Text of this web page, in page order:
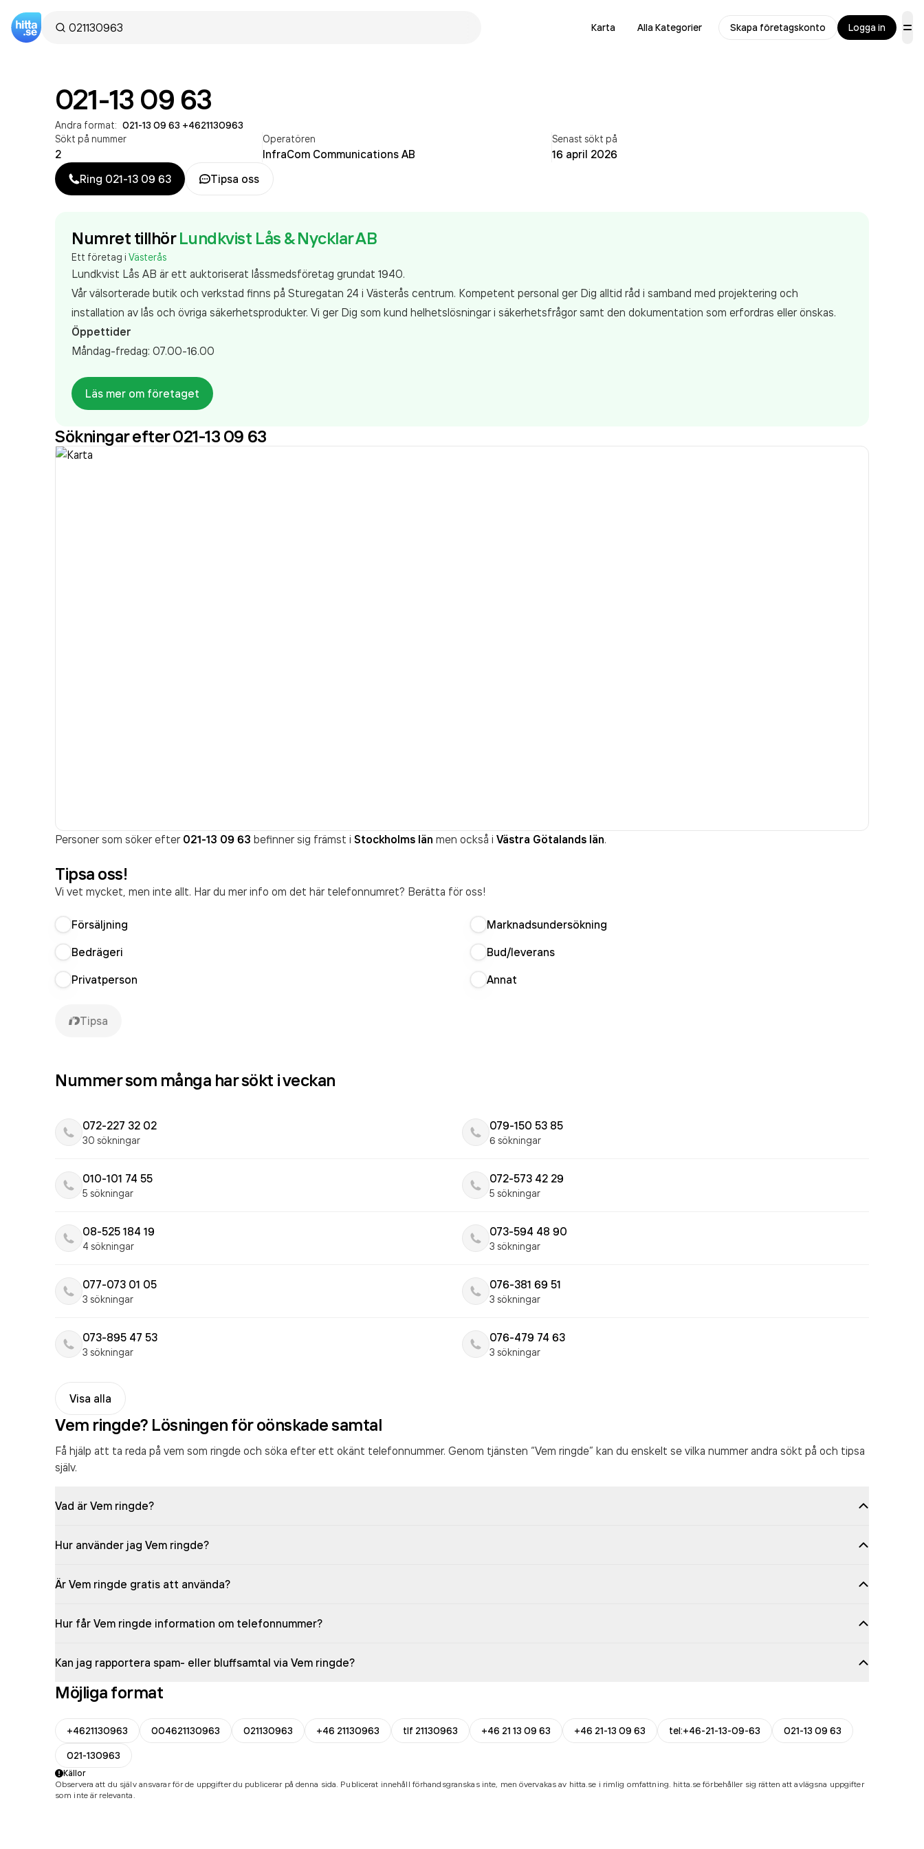
Karta Alla Kategorier Skapa företagskonto Logga in
021-13 09 63
Andra format: 021-13 09 63 +4621130963
Sökt på nummer
2
Operatören
InfraCom Communications AB
Senast sökt på
16 april 2026
Ring 021-13 09 63 Tipsa oss
Numret tillhör Lundkvist Lås & Nycklar AB
Ett företag i Västerås
Lundkvist Lås AB är ett auktoriserat låssmedsföretag grundat 1940.
Vår välsorterade butik och verkstad finns på Sturegatan 24 i Västerås centrum. Kompetent personal ger Dig alltid råd i samband med projektering och
installation av lås och övriga säkerhetsprodukter. Vi ger Dig som kund helhetslösningar i säkerhetsfrågor samt den dokumentation som erfordras eller önskas.
Öppettider
Måndag-fredag: 07.00-16.00
Läs mer om företaget
Sökningar efter 021-13 09 63
Personer som söker efter 021-13 09 63 befinner sig främst i Stockholms län men också i Västra Götalands län.
Tipsa oss!
Vi vet mycket, men inte allt. Har du mer info om det här telefonnumret? Berätta för oss!
Försäljning
Marknadsundersökning
Bedrägeri
Bud/leverans
Privatperson
Annat
Tipsa
Nummer som många har sökt i veckan
072-227 32 02
30 sökningar
079-150 53 85
6 sökningar
010-101 74 55
5 sökningar
072-573 42 29
5 sökningar
08-525 184 19
4 sökningar
073-594 48 90
3 sökningar
077-073 01 05
3 sökningar
076-381 69 51
3 sökningar
073-895 47 53
3 sökningar
076-479 74 63
3 sökningar
Visa alla
Vem ringde? Lösningen för oönskade samtal
Få hjälp att ta reda på vem som ringde och söka efter ett okänt telefonnummer. Genom tjänsten “Vem ringde” kan du enskelt se vilka nummer andra sökt på och tipsa
själv.
Vad är Vem ringde?
Hur använder jag Vem ringde?
Är Vem ringde gratis att använda?
Hur får Vem ringde information om telefonnummer?
Kan jag rapportera spam- eller bluffsamtal via Vem ringde?
Möjliga format
+4621130963 004621130963 021130963 +46 21130963 tlf 21130963 +46 21 13 09 63 +46 21-13 09 63 tel:+46-21-13-09-63
021-13 09 63
021-130963
Källor
Observera att du själv ansvarar för de uppgifter du publicerar på denna sida. Publicerat innehåll förhandsgranskas inte, men övervakas av hitta.se i rimlig omfattning. hitta.se förbehåller sig rätten att avlägsna uppgifter
som inte är relevanta.